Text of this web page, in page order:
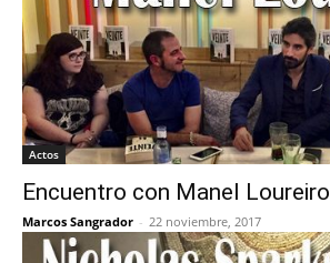
Actos
Encuentro con Manel Loureiro
Marcos Sangrador - 22 noviembre, 2017